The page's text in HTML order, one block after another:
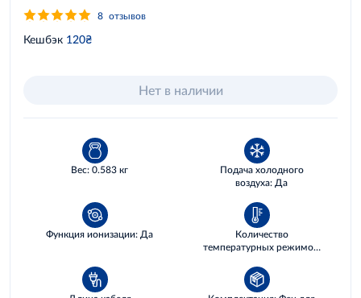
8 отзывов
Кешбэк 120₴
Нет в наличии
Вес: 0.583 кг
Подача холодного
воздуха: Да
Функция ионизации: Да
Количество
температурных режимов: